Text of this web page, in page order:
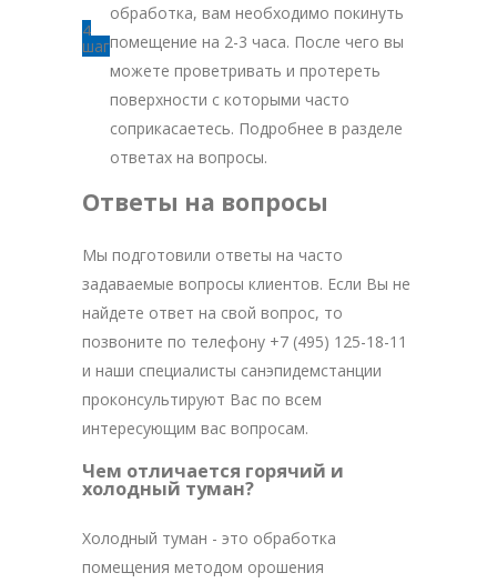
4
шаг
обработка, вам необходимо покинуть
помещение на 2-3 часа. После чего вы
можете проветривать и протереть
поверхности с которыми часто
соприкасаетесь. Подробнее в разделе
ответах на вопросы.
Ответы на вопросы
Мы подготовили ответы на часто
задаваемые вопросы клиентов. Если Вы не
найдете ответ на свой вопрос, то
позвоните по телефону +7 (495) 125-18-11
и наши специалисты санэпидемстанции
проконсультируют Вас по всем
интересующим вас вопросам.
Чем отличается горячий и
холодный туман?
Холодный туман - это обработка
помещения методом орошения